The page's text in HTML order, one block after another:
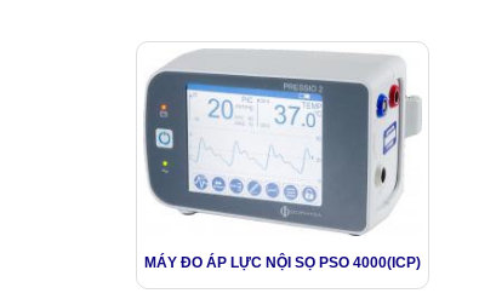
MÁY ĐO ÁP LỰC NỘI SỌ PSO 4000(ICP)